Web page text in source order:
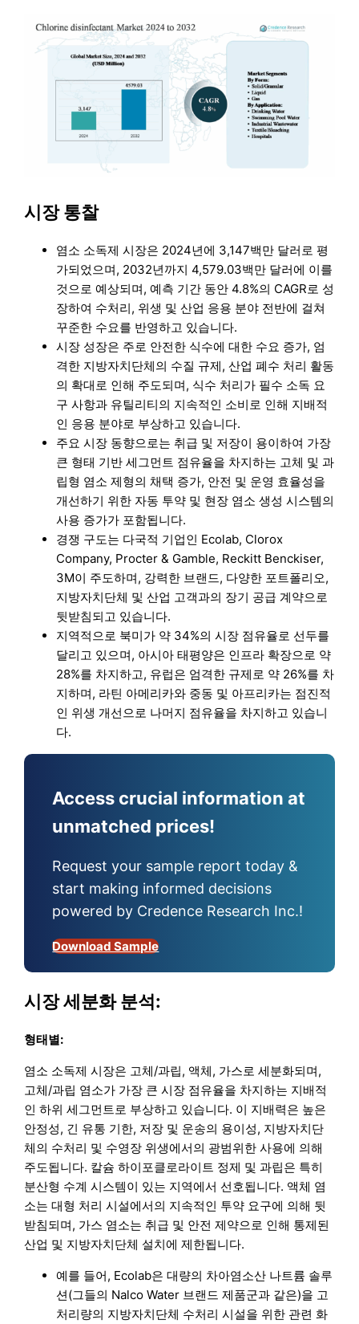
시장 통찰
염소 소독제 시장은 2024년에 3,147백만 달러로 평
가되었으며, 2032년까지 4,579.03백만 달러에 이를
것으로 예상되며, 예측 기간 동안 4.8%의 CAGR로 성
장하여 수처리, 위생 및 산업 응용 분야 전반에 걸쳐
꾸준한 수요를 반영하고 있습니다.
시장 성장은 주로 안전한 식수에 대한 수요 증가, 엄
격한 지방자치단체의 수질 규제, 산업 폐수 처리 활동
의 확대로 인해 주도되며, 식수 처리가 필수 소독 요
구 사항과 유틸리티의 지속적인 소비로 인해 지배적
인 응용 분야로 부상하고 있습니다.
주요 시장 동향으로는 취급 및 저장이 용이하여 가장
큰 형태 기반 세그먼트 점유율을 차지하는 고체 및 과
립형 염소 제형의 채택 증가, 안전 및 운영 효율성을
개선하기 위한 자동 투약 및 현장 염소 생성 시스템의
사용 증가가 포함됩니다.
경쟁 구도는 다국적 기업인 Ecolab, Clorox
Company, Procter & Gamble, Reckitt Benckiser,
3M이 주도하며, 강력한 브랜드, 다양한 포트폴리오,
지방자치단체 및 산업 고객과의 장기 공급 계약으로
뒷받침되고 있습니다.
지역적으로 북미가 약 34%의 시장 점유율로 선두를
달리고 있으며, 아시아 태평양은 인프라 확장으로 약
28%를 차지하고, 유럽은 엄격한 규제로 약 26%를 차
지하며, 라틴 아메리카와 중동 및 아프리카는 점진적
인 위생 개선으로 나머지 점유율을 차지하고 있습니
다.
Access crucial information at
unmatched prices!
Request your sample report today &
start making informed decisions
powered by Credence Research Inc.!
Download Sample
시장 세분화 분석:
형태별:
염소 소독제 시장은 고체/과립, 액체, 가스로 세분화되며,
고체/과립 염소가 가장 큰 시장 점유율을 차지하는 지배적
인 하위 세그먼트로 부상하고 있습니다. 이 지배력은 높은
안정성, 긴 유통 기한, 저장 및 운송의 용이성, 지방자치단
체의 수처리 및 수영장 위생에서의 광범위한 사용에 의해
주도됩니다. 칼슘 하이포클로라이트 정제 및 과립은 특히
분산형 수계 시스템이 있는 지역에서 선호됩니다. 액체 염
소는 대형 처리 시설에서의 지속적인 투약 요구에 의해 뒷
받침되며, 가스 염소는 취급 및 안전 제약으로 인해 통제된
산업 및 지방자치단체 설치에 제한됩니다.
예를 들어, Ecolab은 대량의 차아염소산 나트륨 솔루
션(그들의 Nalco Water 브랜드 제품군과 같은)을 고
처리량의 지방자치단체 수처리 시설을 위한 관련 화